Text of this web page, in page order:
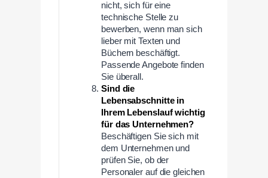
nicht, sich für eine
technische Stelle zu
bewerben, wenn man sich
lieber mit Texten und
Büchern beschäftigt.
Passende Angebote finden
Sie überall.
Sind die
Lebensabschnitte in
Ihrem Lebenslauf wichtig
für das Unternehmen?
Beschäftigen Sie sich mit
dem Unternehmen und
prüfen Sie, ob der
Personaler auf die gleichen